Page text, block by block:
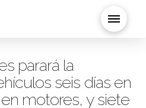
parará la
seis días en
motores, y siete